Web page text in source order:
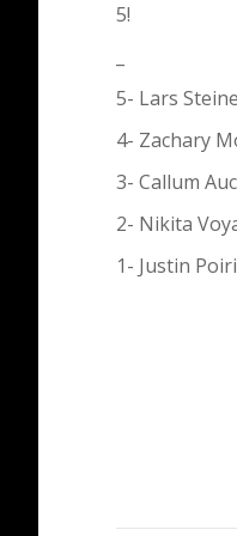
5!
5- Lars
4- Zachary
3- Callum
2- Nikita
1- Justin